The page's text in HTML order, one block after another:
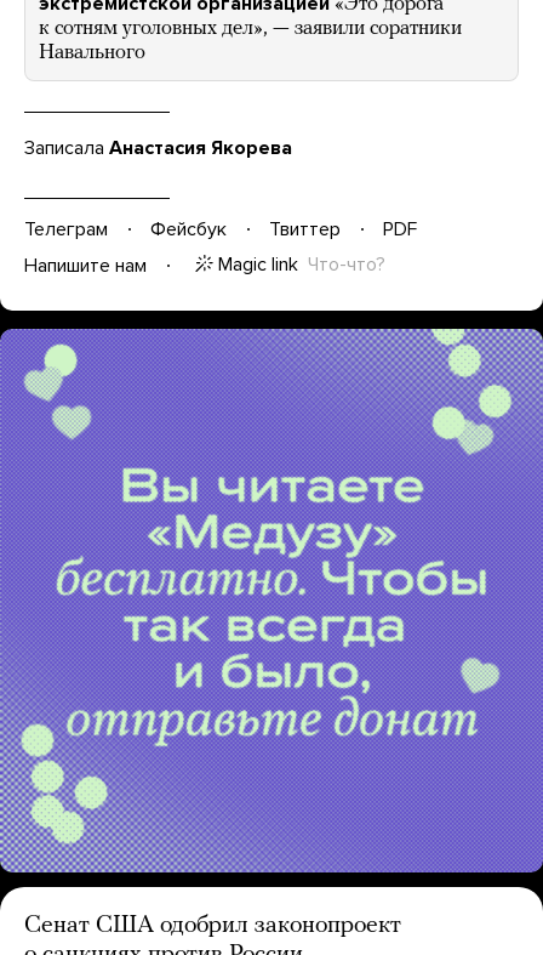
«Это дорога
к сотням уголовных дел», — заявили соратники
Навального
Записала Анастасия Якорева
Телеграм Фейсбук Твиттер
PDF
Напишите нам
Magic link Что-что?
Сенат США одобрил законопроект